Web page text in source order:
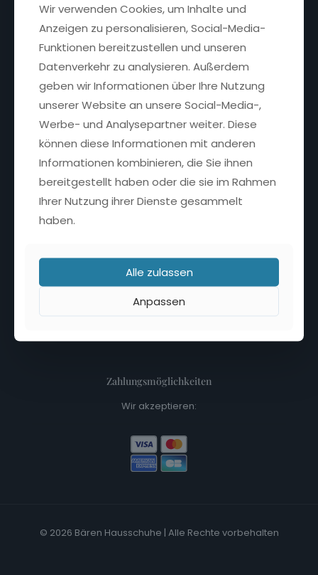
Versand und Rücksendungen
Datenschutzerklärung
Bestellungen
Mein Konto
Passwort verloren
Folgen Sie uns
Zahlungsmöglichkeiten
Wir akzeptieren:
© 2026 Bären Hausschuhe | Alle Rechte vorbehalten
Wir verwenden Cookies, um Inhalte und
Anzeigen zu personalisieren, Social-Media-
Funktionen bereitzustellen und unseren
Datenverkehr zu analysieren. Außerdem
geben wir Informationen über Ihre Nutzung
unserer Website an unsere Social-Media-,
Werbe- und Analysepartner weiter. Diese
können diese Informationen mit anderen
Informationen kombinieren, die Sie ihnen
bereitgestellt haben oder die sie im Rahmen
Ihrer Nutzung ihrer Dienste gesammelt
haben.
Anpassen
Alle zulassen